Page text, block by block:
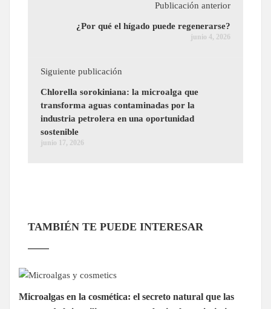
Publicación anterior
¿Por qué el hígado puede regenerarse?
junio 4, 2026
Siguiente publicación
Chlorella sorokiniana: la microalga que
transforma aguas contaminadas por la
industria petrolera en una oportunidad
sostenible
junio 17, 2026
TAMBIÉN TE PUEDE INTERESAR
Microalgas en la cosmética: el secreto natural que las